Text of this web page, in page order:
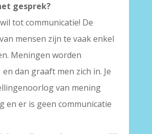
gesprek?
tot communicatie! De
mensen zijn te vaak enkel
Meningen worden
dan graaft men zich in. Je
van mening
en er is geen communicatie